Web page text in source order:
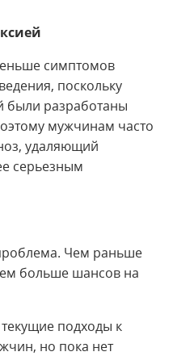
симптомов
поскольку
были разработаны
мужчинам часто
удаляющий
серьезным
Чем раньше
больше шансов на
подходы к
но пока нет